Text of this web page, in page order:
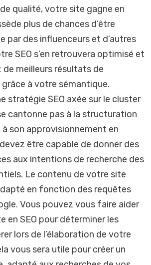
qualité, votre site gagne en
plus de chances d’être
par des influenceurs et d’autres
SEO s’en retrouvera optimisé et
meilleurs résultats de
à votre sémantique.
stratégie SEO axée sur le cluster
cantonne pas à la structuration
son approvisionnement en
être capable de donner des
aux intentions de recherche des
Le contenu de votre site
en fonction des requêtes
Vous pouvez vous faire aider
en SEO pour déterminer les
lors de l’élaboration de votre
vous sera utile pour créer un